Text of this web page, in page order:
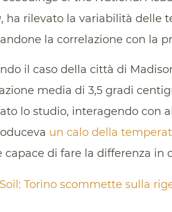
, ha rilevato la variabilità delle
la correlazione con la
il caso della città di
media di 3,5 gradi
lo studio, interagendo con
un calo della
capace di fare la differenza in
Torino scommette sulla